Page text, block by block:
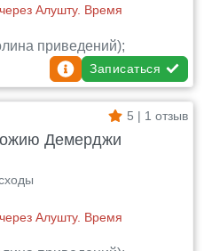
Алушту. Время
приведений);
Записаться
5 | 1 отзыв
Демерджи
Алушту. Время